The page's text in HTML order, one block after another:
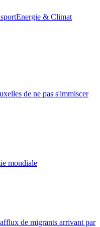
Energie & Climat
de ne pas s'immiscer
mondiale
de migrants arrivant par